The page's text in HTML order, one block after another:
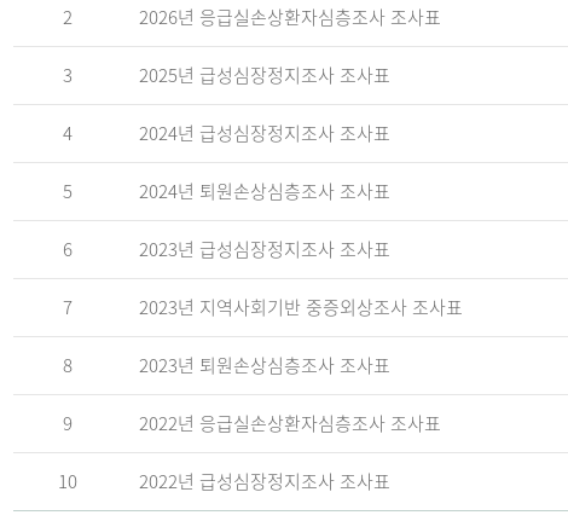
2 2026년 응급실손상환자심층조사 조사표
3 2025년 급성심장정지조사 조사표
4 2024년 급성심장정지조사 조사표
5 2024년 퇴원손상심층조사 조사표
6 2023년 급성심장정지조사 조사표
7 2023년 지역사회기반 중증외상조사 조사표
8 2023년 퇴원손상심층조사 조사표
9 2022년 응급실손상환자심층조사 조사표
10 2022년 급성심장정지조사 조사표